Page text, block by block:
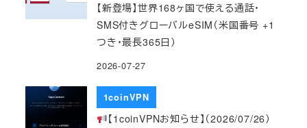
【新登場】世界168ヶ国で使える通話・
SMS付きグローバルeSIM（米国番号 +1
つき・最長365日）
2026-07-27
1coinVPN
【1coinVPNお知らせ】（2026/07/26）